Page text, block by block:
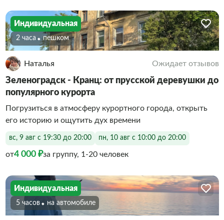
Индивидуальная
2 часа Пешком
Наталья Ожидает отзывов
Зеленоградск - Кранц: от прусской деревушки до
популярного курорта
Погрузиться в атмосферу курортного города, открыть
его историю и ощутить дух времени
вс, 9 авг с 19:30 до 20:00 пн, 10 авг с 10:00 до 20:00
от4 000 ₽за группу, 1-20 человек
Индивидуальная
5 часов На автомобиле